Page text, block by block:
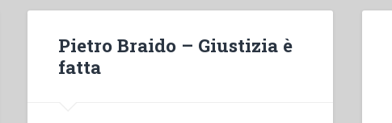
Pietro Braido – Giustizia è
fatta